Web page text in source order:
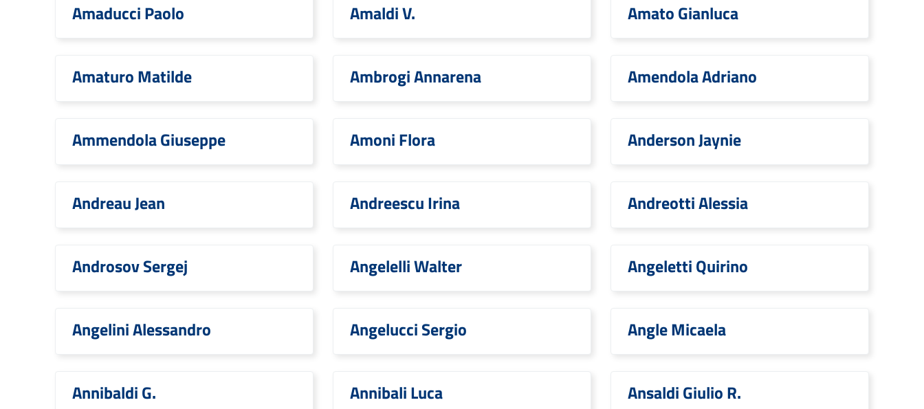
Amaducci Paolo Amaldi V. Amato Gianluca
Amaturo Matilde Ambrogi Annarena Amendola Adriano
Ammendola Giuseppe Amoni Flora Anderson Jaynie
Andreau Jean Andreescu Irina Andreotti Alessia
Androsov Sergej Angelelli Walter Angeletti Quirino
Angelini Alessandro Angelucci Sergio Angle Micaela
Annibaldi G. Annibali Luca Ansaldi Giulio R.